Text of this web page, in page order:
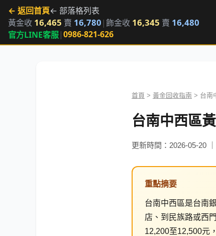
← 返回首頁← 部落格列表
黃金收 16,465 賣 16,780 |飾金收 16,345 賣 16,480
官方LINE客服|0986-821-626
首頁 > 黃金回收指南 > 台南
台南中西區
更新時間：2026-05-20
重點摘要
台南中西區是台南
店、到民族路或西
12,200至12,500元